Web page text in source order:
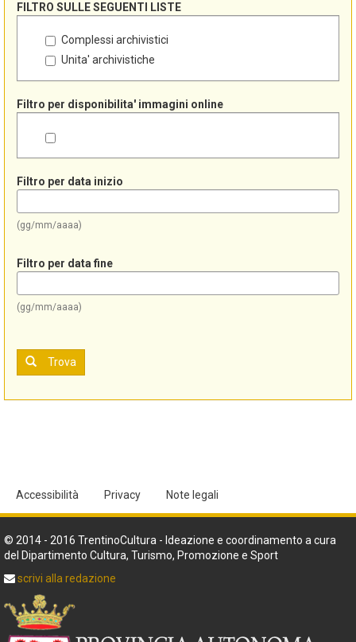
FILTRO SULLE SEGUENTI LISTE
Complessi archivistici
Unita' archivistiche
Filtro per disponibilita' immagini online
Filtro per data inizio
(gg/mm/aaaa)
Filtro per data fine
(gg/mm/aaaa)
Trova
Accessibilità Privacy Note legali
© 2014 - 2016 TrentinoCultura - Ideazione e coordinamento a cura
del Dipartimento Cultura, Turismo, Promozione e Sport
scrivi alla redazione